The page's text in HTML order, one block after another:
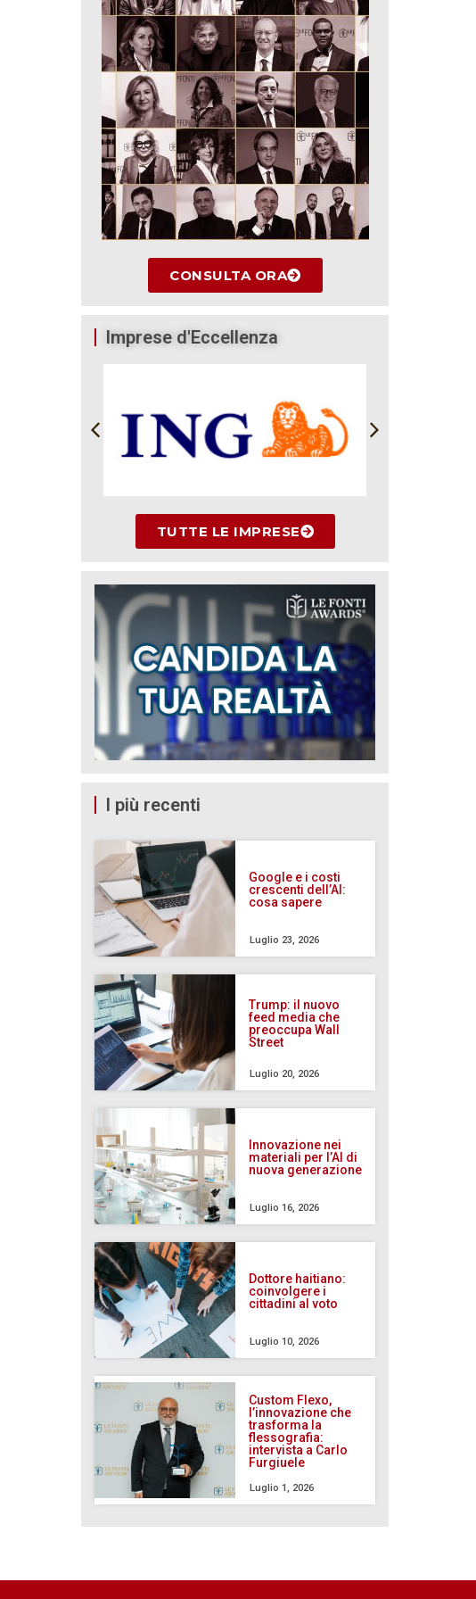
CONSULTA ORA
Imprese d'Eccellenza
TUTTE LE IMPRESE
I più recenti
Google e i costi
crescenti dell’AI:
cosa sapere
Luglio 23, 2026
Trump: il nuovo
feed media che
preoccupa Wall
Street
Luglio 20, 2026
Innovazione nei
materiali per l’AI di
nuova generazione
Luglio 16, 2026
Dottore haitiano:
coinvolgere i
cittadini al voto
Luglio 10, 2026
Custom Flexo,
l’innovazione che
trasforma la
flessografia:
intervista a Carlo
Furgiuele
Luglio 1, 2026